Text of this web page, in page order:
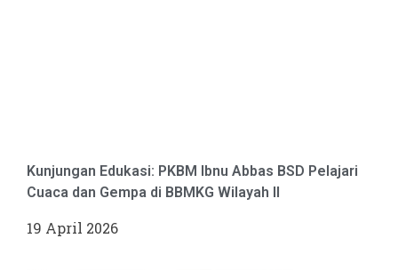
Kunjungan Edukasi: PKBM Ibnu Abbas BSD Pelajari
Cuaca dan Gempa di BBMKG Wilayah II
19 April 2026